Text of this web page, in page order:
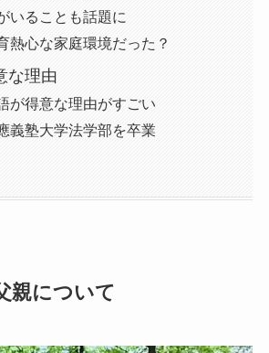
いることも話題に
熱心な家庭環境だった？
な理由
が得意な理由がすごい
義塾大学法学部を卒業
親について